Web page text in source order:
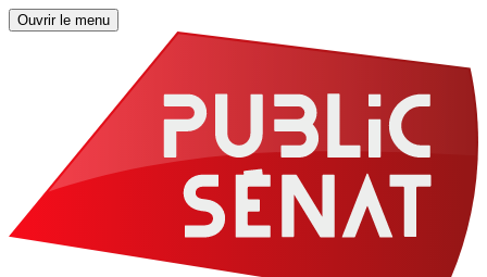
Ouvrir le menu